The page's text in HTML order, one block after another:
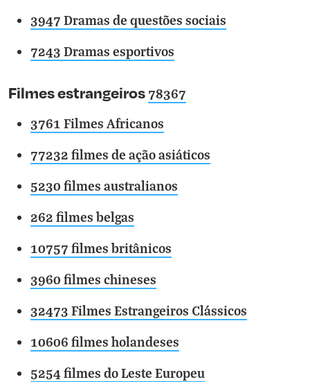
3947 Dramas de questões sociais
7243 Dramas esportivos
Filmes estrangeiros 78367
3761 Filmes Africanos
77232 filmes de ação asiáticos
5230 filmes australianos
262 filmes belgas
10757 filmes britânicos
3960 filmes chineses
32473 Filmes Estrangeiros Clássicos
10606 filmes holandeses
5254 filmes do Leste Europeu